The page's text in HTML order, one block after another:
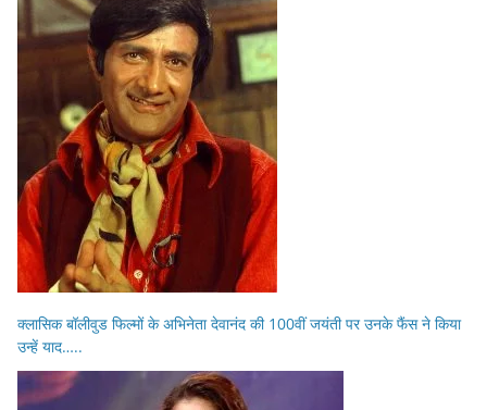
क्लासिक बॉलीवुड फिल्मों के अभिनेता देवानंद की 100वीं जयंती पर उनके फैंस ने किया
उन्हें याद…..